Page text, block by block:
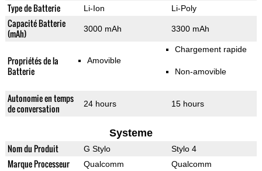
Type de Batterie Li-Ion Li-Poly
Capacité Batterie
(mAh)
3000 mAh 3300 mAh
Propriétés de la
Batterie
Amovible
Chargement rapide
Non-amovible
Autonomie en temps
de conversation
24 hours 15 hours
Systeme
Nom du Produit G Stylo Stylo 4
Marque Processeur Qualcomm Qualcomm